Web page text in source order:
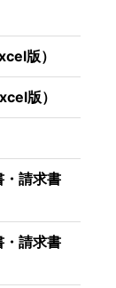
版）
版）
請求書
請求書